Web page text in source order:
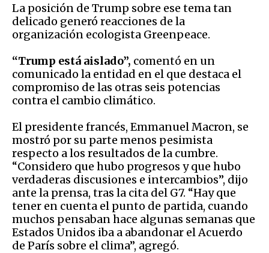
La posición de Trump sobre ese tema tan
delicado generó reacciones de la
organización ecologista Greenpeace.
“Trump está aislado”, comentó en un
comunicado la entidad en el que destaca el
compromiso de las otras seis potencias
contra el cambio climático.
El presidente francés, Emmanuel Macron, se
mostró por su parte menos pesimista
respecto a los resultados de la cumbre.
“Considero que hubo progresos y que hubo
verdaderas discusiones e intercambios”, dijo
ante la prensa, tras la cita del G7. “Hay que
tener en cuenta el punto de partida, cuando
muchos pensaban hace algunas semanas que
Estados Unidos iba a abandonar el Acuerdo
de París sobre el clima”, agregó.